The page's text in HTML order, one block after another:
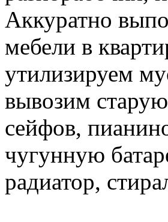
Аккуратно
мебели в
утилизируем
вывозим старую
сейфов,
чугунную
радиатор,